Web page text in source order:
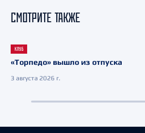
СМОТРИТЕ ТАКЖЕ
КЛУБ
«Торпедо» вышло из отпуска
3 августа 2026 г.